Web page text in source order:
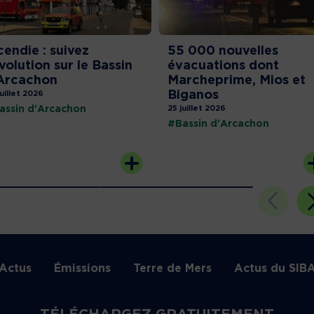
: suivez
sur le Bassin
2026
d'Arcachon
55 000 nouvelles
évacuations dont
Marcheprime, Mios et
Biganos
25 juillet 2026
#Bassin d'Arcachon
Émissions Terre de Mers Actus du